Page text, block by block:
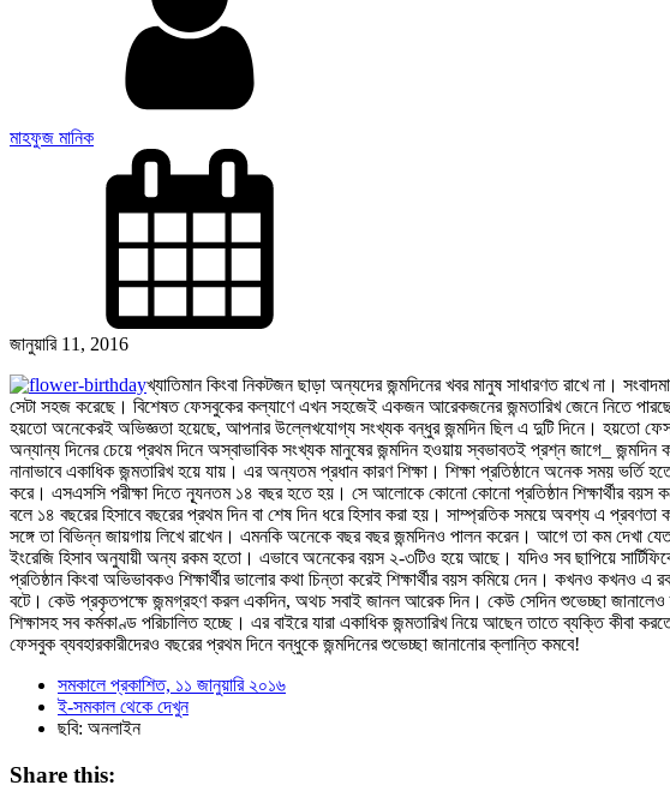
মাহফুজ মানিক
জানুয়ারি 11, 2016
খ্যাতিমান কিংবা নিকটজন ছাড়া অন্যদের জন্মদিনের খবর মানুষ সাধারণত রাখে না।
সেটা সহজ করেছে। বিশেষত ফেসবুকের কল্যাণে এখন সহজেই একজন আরেকজনের জন্মতারিখ জেনে নিতে
হয়তো অনেকেরই অভিজ্ঞতা হয়েছে, আপনার উল্লেখযোগ্য সংখ্যক বন্ধুর জন্মদিন ছিল এ দুটি দিনে। হয়তো
অন্যান্য দিনের চেয়ে প্রথম দিনে অস্বাভাবিক সংখ্যক মানুষের জন্মদিন হওয়ায় স্বভাবতই প্রশ্ন জাগে_
নানাভাবে একাধিক জন্মতারিখ হয়ে যায়। এর অন্যতম প্রধান কারণ শিক্ষা। শিক্ষা প্রতিষ্ঠানে অনেক সময় ভর্তি
করে। এসএসসি পরীক্ষা দিতে নূ্যনতম ১৪ বছর হতে হয়। সে আলোকে কোনো কোনো প্রতিষ্ঠান শিক্ষার্থীর বয়স
বলে ১৪ বছরের হিসাবে বছরের প্রথম দিন বা শেষ দিন ধরে হিসাব করা হয়। সাম্প্রতিক সময়ে অবশ্য এ
সঙ্গে তা বিভিন্ন জায়গায় লিখে রাখেন। এমনকি অনেকে বছর বছর জন্মদিনও পালন করেন। আগে তা কম দেখা
ইংরেজি হিসাব অনুযায়ী অন্য রকম হতো। এভাবে অনেকের বয়স ২-৩টিও হয়ে আছে। যদিও সব ছাপিয়ে
প্রতিষ্ঠান কিংবা অভিভাবকও শিক্ষার্থীর ভালোর কথা চিন্তা করেই শিক্ষার্থীর বয়স কমিয়ে দেন। কখনও
বটে। কেউ প্রকৃতপক্ষে জন্মগ্রহণ করল একদিন, অথচ সবাই জানল আরেক দিন। কেউ সেদিন শুভেচ্ছা জানালেও
শিক্ষাসহ সব কর্মকাণ্ড পরিচালিত হচ্ছে। এর বাইরে যারা একাধিক জন্মতারিখ নিয়ে আছেন তাতে ব্যক্তি কীবা
ফেসবুক ব্যবহারকারীদেরও বছরের প্রথম দিনে বন্ধুকে জন্মদিনের শুভেচ্ছা জানানোর ক্লান্তি কমবে!
সমকালে প্রকাশিত, ১১ জানুয়ারি ২০১৬
ই-সমকাল থেকে দেখুন
ছবি: অনলাইন
Share this: